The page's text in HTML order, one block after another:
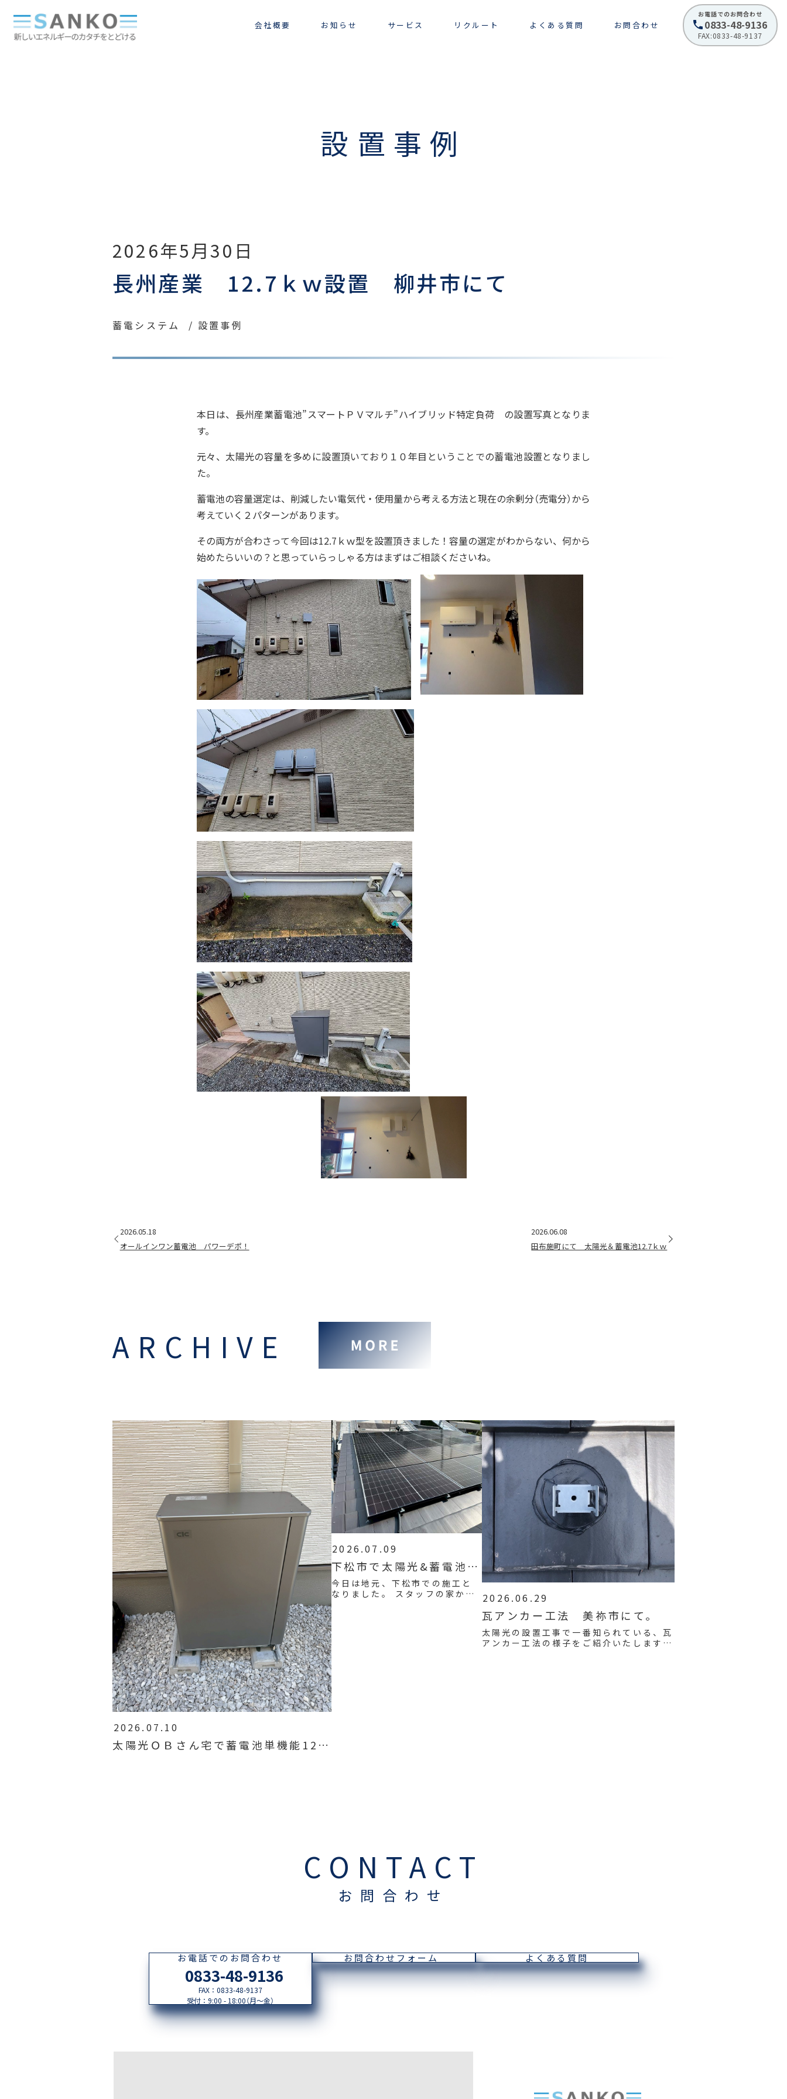
イ会社概要 お知らせ サービス リクルート よくある質問 お問合わせ
お電話でのお問合わせ
0833-48-9136
FAX:0833-48-9137
設置事例
2026年5月30日
長州産業 12.7ｋｗ設置 柳井市にて
蓄電システム 設置事例
本日は、長州産業蓄電池”スマートＰＶマルチ”ハイブリッド特定負荷 の設置写真となりま
す。
元々、太陽光の容量を多めに設置頂いており１０年目ということでの蓄電池設置となりまし
た。
蓄電池の容量選定は、削減したい電気代・使用量から考える方法と現在の余剰分（売電分）から
考えていく２パターンがあります。
その両方が合わさって今回は12.7ｋｗ型を設置頂きました！容量の選定がわからない、何から
始めたらいいの？と思っていらっしゃる方はまずはご相談くださいね。
前
後
ビ
ゲー
2026.05.18
オールインワン蓄電池 パワーデポ！
2026.06.08
田布施町にて 太陽光＆蓄電池12.7ｋｗ
ARCHIVE
2026.07.10
太陽光ＯＢさん宅で蓄電池単機能12.7
2026.07.09
下松市で太陽光&蓄電池
12.7ｋｗ
今日は地元、下松市での施工と
なりました。 スタッフの家から
も見えるご近所さんでの設置で
す。
2026.06.29
瓦アンカー工法 美祢市にて。
太陽光の設置工事で一番知られている、瓦
アンカー工法の様子をご紹介いたします。
CONTACT
お問合わせ
よくある質問
お問合わせフォーム
お電話でのお問合わせ
0833-48-9136
FAX：0833-48-9137
受付：9:00 - 18:00（月〜金）